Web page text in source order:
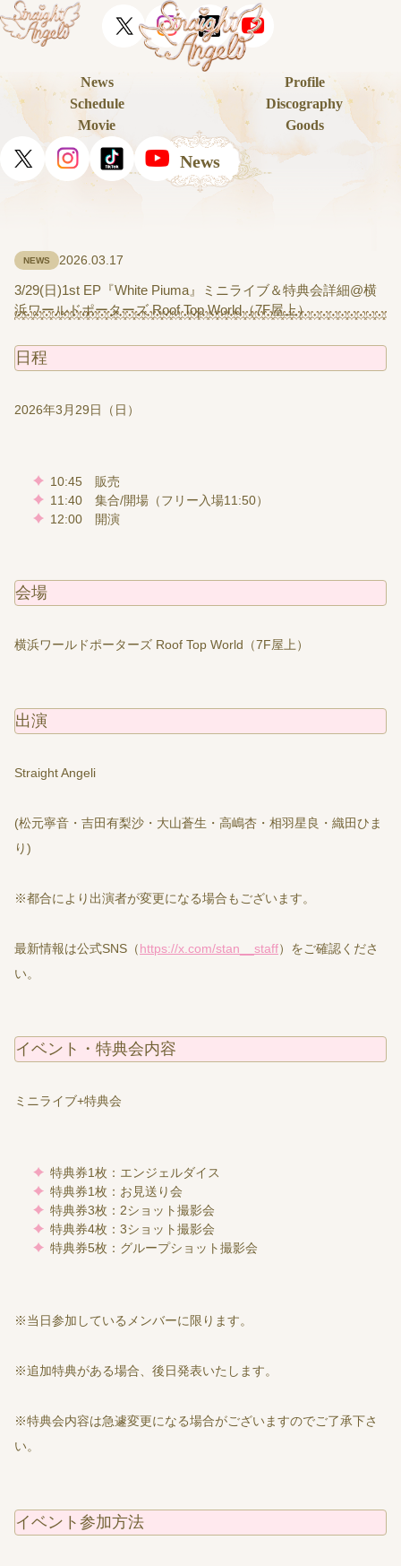
News
Profile
Schedule
Discography
Movie
Goods
News
2026.03.17
NEWS
3/29(日)1st EP『White Piuma』ミニライブ＆特典会詳細@横
浜ワールドポーターズ Roof Top World（7F屋上）
日程
2026年3月29日（日）
10:45 販売
11:40 集合/開場（フリー入場11:50）
12:00 開演
会場
横浜ワールドポーターズ Roof Top World（7F屋上）
出演
Straight Angeli
(松元寧音・吉田有梨沙・大山蒼生・高嶋杏・相羽星良・織田ひま
り)
※都合により出演者が変更になる場合もございます。
最新情報は公式SNS（https://x.com/stan__staff）をご確認くださ
い。
イベント・特典会内容
ミニライブ+特典会
特典券1枚：エンジェルダイス
特典券1枚：お見送り会
特典券3枚：2ショット撮影会
特典券4枚：3ショット撮影会
特典券5枚：グループショット撮影会
※当日参加しているメンバーに限ります。
※追加特典がある場合、後日発表いたします。
※特典会内容は急遽変更になる場合がございますのでご了承下さ
い。
イベント参加方法